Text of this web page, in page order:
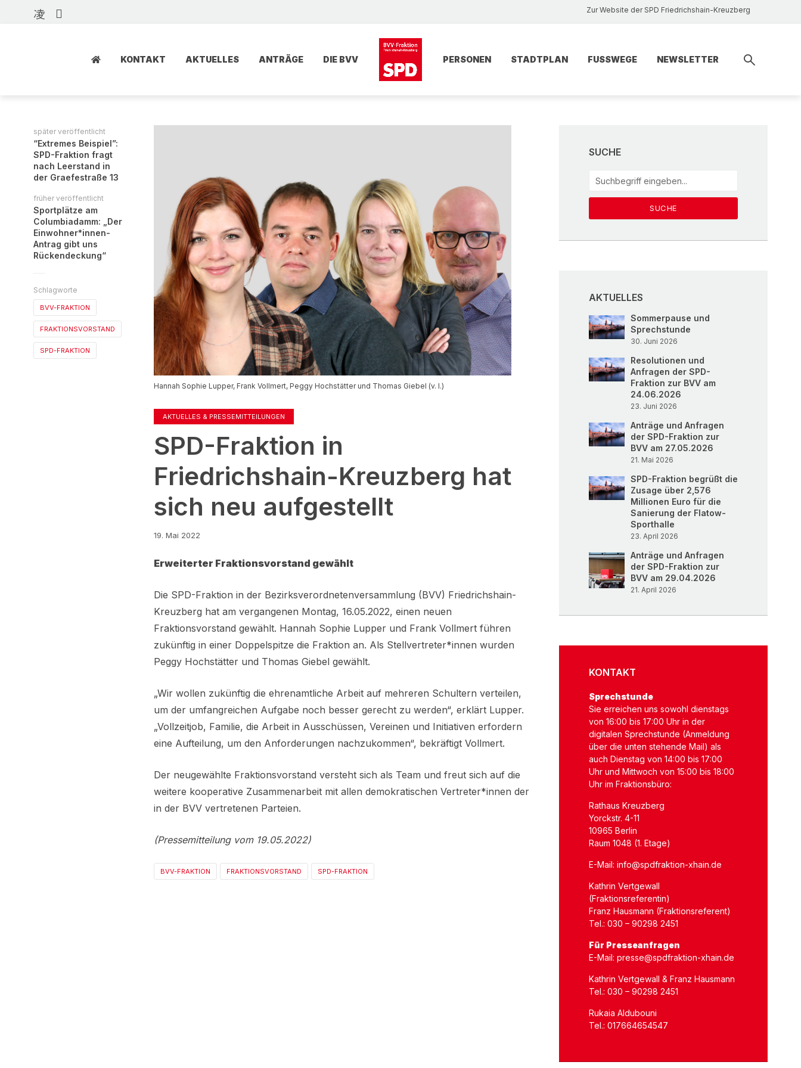
Zur Website der SPD Friedrichshain-Kreuzberg
KONTAKT AKTUELLES ANTRÄGE DIE BVV PERSONEN STADTPLAN FUSSWEGE NEWSLETTER
später veröffentlicht
“Extremes Beispiel”:
SPD-Fraktion fragt
nach Leerstand in
der Graefestraße 13
früher veröffentlicht
Sportplätze am
Columbiadamm: „Der
Einwohner*innen-
Antrag gibt uns
Rückendeckung“
Schlagworte
BVV-FRAKTION
FRAKTIONSVORSTAND
SPD-FRAKTION
Hannah Sophie Lupper, Frank Vollmert, Peggy Hochstätter und Thomas Giebel (v. l.)
AKTUELLES & PRESSEMITTEILUNGEN
SPD-Fraktion in
Friedrichshain-Kreuzberg hat
sich neu aufgestellt
19. Mai 2022
Erweiterter Fraktionsvorstand gewählt
Die SPD-Fraktion in der Bezirksverordnetenversammlung (BVV) Friedrichshain-
Kreuzberg hat am vergangenen Montag, 16.05.2022, einen neuen
Fraktionsvorstand gewählt. Hannah Sophie Lupper und Frank Vollmert führen
zukünftig in einer Doppelspitze die Fraktion an. Als Stellvertreter*innen wurden
Peggy Hochstätter und Thomas Giebel gewählt.
„Wir wollen zukünftig die ehrenamtliche Arbeit auf mehreren Schultern verteilen,
um der umfangreichen Aufgabe noch besser gerecht zu werden“, erklärt Lupper.
„Vollzeitjob, Familie, die Arbeit in Ausschüssen, Vereinen und Initiativen erfordern
eine Aufteilung, um den Anforderungen nachzukommen“, bekräftigt Vollmert.
Der neugewählte Fraktionsvorstand versteht sich als Team und freut sich auf die
weitere kooperative Zusammenarbeit mit allen demokratischen Vertreter*innen der
in der BVV vertretenen Parteien.
(Pressemitteilung vom 19.05.2022)
BVV-FRAKTION FRAKTIONSVORSTAND SPD-FRAKTION
SUCHE
SUCHE
AKTUELLES
Sommerpause und
Sprechstunde
30. Juni 2026
Resolutionen und
Anfragen der SPD-
Fraktion zur BVV am
24.06.2026
23. Juni 2026
Anträge und Anfragen
der SPD-Fraktion zur
BVV am 27.05.2026
21. Mai 2026
SPD-Fraktion begrüßt die
Zusage über 2,576
Millionen Euro für die
Sanierung der Flatow-
Sporthalle
23. April 2026
Anträge und Anfragen
der SPD-Fraktion zur
BVV am 29.04.2026
21. April 2026
KONTAKT
Sprechstunde
Sie erreichen uns sowohl dienstags
von 16:00 bis 17:00 Uhr in der
digitalen Sprechstunde (Anmeldung
über die unten stehende Mail) als
auch Dienstag von 14:00 bis 17:00
Uhr und Mittwoch von 15:00 bis 18:00
Uhr im Fraktionsbüro:
Rathaus Kreuzberg
Yorckstr. 4-11
10965 Berlin
Raum 1048 (1. Etage)
E-Mail: info@spdfraktion-xhain.de
Kathrin Vertgewall
(Fraktionsreferentin)
Franz Hausmann (Fraktionsreferent)
Tel.: 030 – 90298 2451
Für Presseanfragen
E-Mail: presse@spdfraktion-xhain.de
Kathrin Vertgewall & Franz Hausmann
Tel.: 030 – 90298 2451
Rukaia Aldubouni
Tel.: 017664654547